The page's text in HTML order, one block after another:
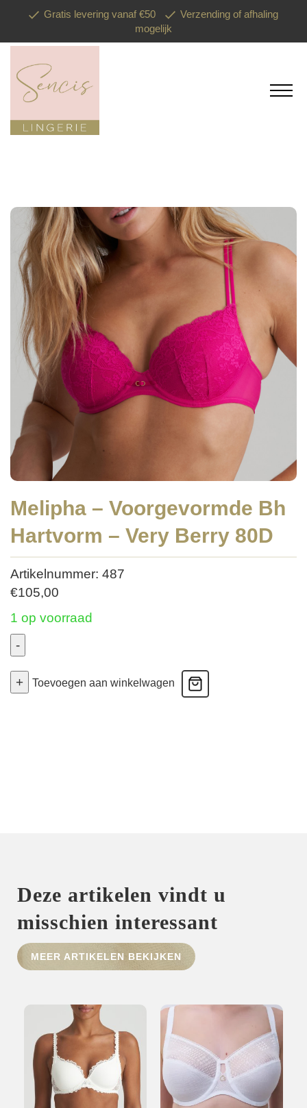
Gratis levering vanaf €50
Verzending of afhaling
mogelijk
HOME
SHOP
MERKEN
NIEUWS
CONTACT
Melipha – Voorgevormde Bh
Hartvorm – Very Berry 80D
Artikelnummer: 487
€105,00
1 op voorraad
-
+ Toevoegen aan winkelwagen
Deze artikelen vindt u
misschien interessant
MEER ARTIKELEN BEKIJKEN